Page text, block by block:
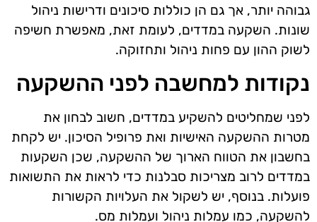
גבוהה יותר, אך גם הן כוללות סיכונים ודרישות ניהול
שונות. השקעה במדדים, לעומת זאת, מאפשרת חשיפה
לשוק ההון עם פחות ניהול ותחזוקה.
נקודות למחשבה לפני ההשקעה
לפני שמחליטים להשקיע במדדים, חשוב לבחון את
מטרות ההשקעה האישיות ואת פרופיל הסיכון. יש לקחת
בחשבון את הטווח הארוך של ההשקעה, שכן השקעות
במדדים לרוב מצריכות סבלנות כדי לראות את התשואות
פועלות. בנוסף, יש לשקול את העלויות הקשורות
להשקעה, כמו עמלות ניהול ועמלות מס.